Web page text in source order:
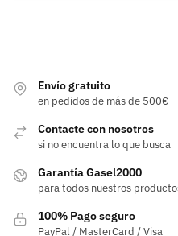
Envío gratuito
en pedidos de más de 500€
Contacte con nosotros
si no encuentra lo que busca
Garantía Gasel2000
para todos nuestros
100% Pago seguro
PayPal / MasterCard / Visa